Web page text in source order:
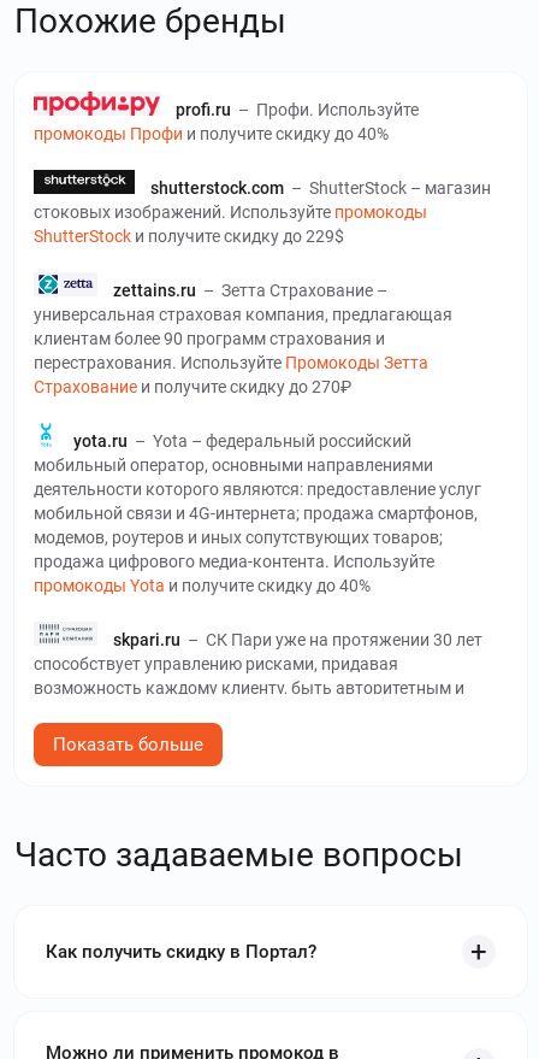
Похожие бренды
profi.ru – Профи. Используйте
промокоды Профи и получите скидку до 40%
shutterstock.com –ShutterStock – магазин
стоковых изображений. Используйте промокоды
ShutterStock и получите скидку до 229$
zettains.ru – Зетта Страхование –
универсальная страховая компания, предлагающая
клиентам более 90 программ страхования и
перестрахования. Используйте Промокоды Зетта
Страхование и получите скидку до 270₽
yota.ru – Yota – федеральный российский
мобильный оператор, основными направлениями
деятельности которого являются: предоставление услуг
мобильной связи и 4G-интернета; продажа смартфонов,
модемов, роутеров и иных сопутствующих товаров;
продажа цифрового медиа-контента. Используйте
промокоды Yota и получите скидку до 40%
skpari.ru – СК Пари уже на протяжении 30 лет
способствует управлению рисками, придавая
возможность каждому клиенту, быть авторитетным и
получите скидку до 15 %
АльфаСтрахование
мебели, штор. Используйтепромокоды Airo
скидку до 1890₽
сотовой связи от Сбера. Используйте
Показать больше
Часто задаваемые вопросы
Как получить скидку в Портал?
Можно ли применить промокод в